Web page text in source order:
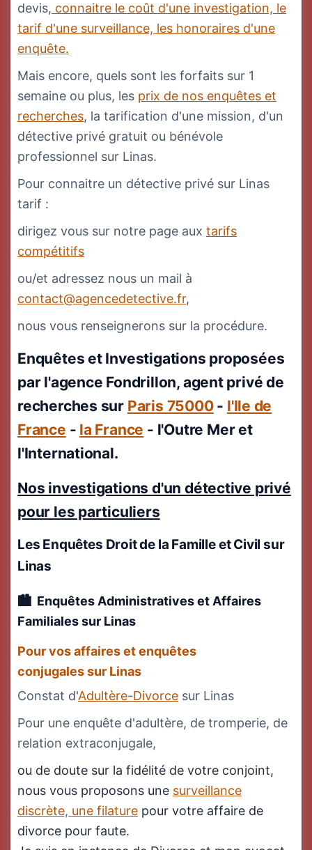
devis, connaitre le coût d'une investigation, le
tarif d'une surveillance, les honoraires d'une
enquête.
Mais encore, quels sont les forfaits sur 1
semaine ou plus, les prix de nos enquêtes et
recherches, la tarification d'une mission, d'un
détective privé gratuit ou bénévole
professionnel sur Linas.
Pour connaitre un détective privé sur Linas
tarif :
dirigez vous sur notre page aux tarifs
compétitifs
ou/et adressez nous un mail à
contact@agencedetective.fr,
nous vous renseignerons sur la procédure.
Enquêtes et Investigations proposées
par l'agence Fondrillon, agent privé de
recherches sur Paris 75000- l'Ile de
France - la France - l'Outre Mer et
l'International.
Nos investigations d'un détective privé
pour les particuliers
Les Enquêtes Droit de la Famille et Civil sur
Linas
Enquêtes Administratives et Affaires
Familialessur Linas
Pour vos affaires et enquêtes
conjugales sur Linas
Constat d'Adultère-Divorce sur Linas
Pour une enquête d'adultère, de tromperie, de
relation extraconjugale,
ou de doute sur la fidélité de votre conjoint,
nous vous proposons une surveillance
discrète, une filature pour votre affaire de
divorce pour faute.